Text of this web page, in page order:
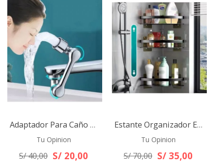
Adaptador Para Caño Anti Derrames 360 Cocina Grifo Baño
Tu Opinion
S/ 20,00
S/ 40,00
Estante Organizador Esquinero Para Baño Triangular De Acero Negro
Tu Opinion
S/ 35,00
S/ 70,00